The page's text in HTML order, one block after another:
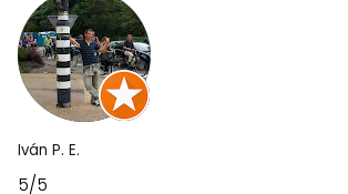
Iván P. E.
5/5